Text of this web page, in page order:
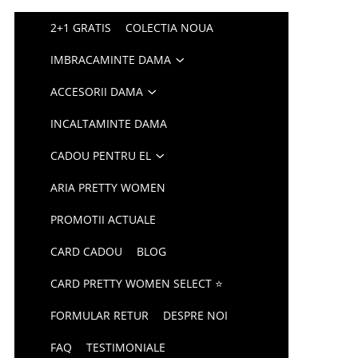
2+1 GRATIS COLECTIA NOUA
IMBRACAMINTE DAMA
ACCESORII DAMA
INCALTAMINTE DAMA
CADOU PENTRU EL
ARIA PRETTY WOMEN
PROMOTII ACTUALE
CARD CADOU BLOG
CARD PRETTY WOMEN SELECT ⭐
FORMULAR RETUR DESPRE NOI
FAQ TESTIMONIALE